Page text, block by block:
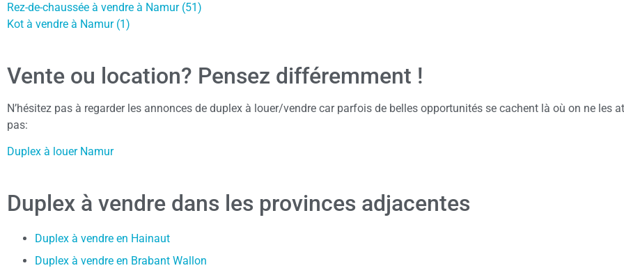
Rez-de-chaussée à vendre à Namur (51)
Kot à vendre à Namur (1)
Vente ou location? Pensez différemment !
N’hésitez pas à regarder les annonces de duplex à louer/vendre car parfois de belles opportunités se cachent là où on ne les
pas:
Duplex à louer Namur
Duplex à vendre dans les provinces adjacentes
Duplex à vendre en Hainaut
Duplex à vendre en Brabant Wallon